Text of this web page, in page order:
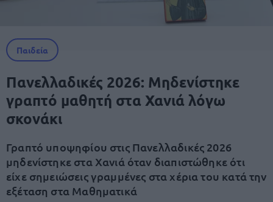
Παιδεία
Πανελλαδικές 2026: Μηδενίστηκε
γραπτό μαθητή στα Χανιά λόγω
σκονάκι
Γραπτό υποψηφίου στις Πανελλαδικές 2026
μηδενίστηκε στα Χανιά όταν διαπιστώθηκε ότι
είχε σημειώσεις γραμμένες στα χέρια του κατά την
εξέταση στα Μαθηματικά